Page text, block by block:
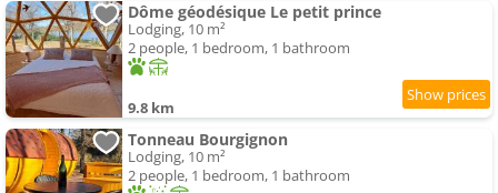
Dôme géodésique Le petit prince
Lodging, 10 m²
2 people, 1 bedroom, 1 bathroom
9.8 km
Tonneau Bourgignon
Lodging, 10 m²
2 people, 1 bedroom, 1 bathroom